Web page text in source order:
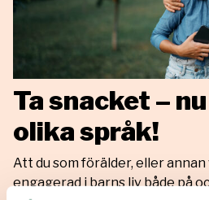
Ta snacket –
olika språk!
Att du som förälder, eller
engagerad i barns liv både på